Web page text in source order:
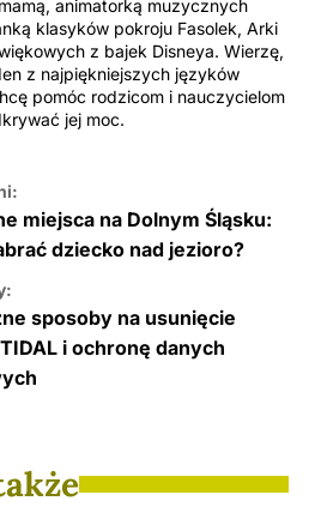
animatorką muzycznych
klasyków pokroju Fasolek, Arki
z bajek Disneya. Wierzę,
z najpiękniejszych języków
pomóc rodzicom i nauczycielom
jej moc.
miejsca na Dolnym Śląsku:
dziecko nad jezioro?
sposoby na usunięcie
i ochronę danych